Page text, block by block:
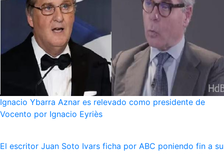
Ignacio Ybarra Aznar es relevado como presidente de
Vocento por Ignacio Eyriès
El escritor Juan Soto Ivars ficha por ABC poniendo fin a su